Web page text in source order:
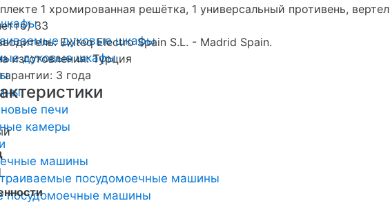
духовые шкафы
духовые шкафы
печи
камеры
машины
посудомоечные машины
посудомоечные машины
1 хромированная решётка, 1 универсальный противень, вертел
33
Exiteq Electro Spain S.L. - Madrid Spain.
изготовления: Турция
3 года